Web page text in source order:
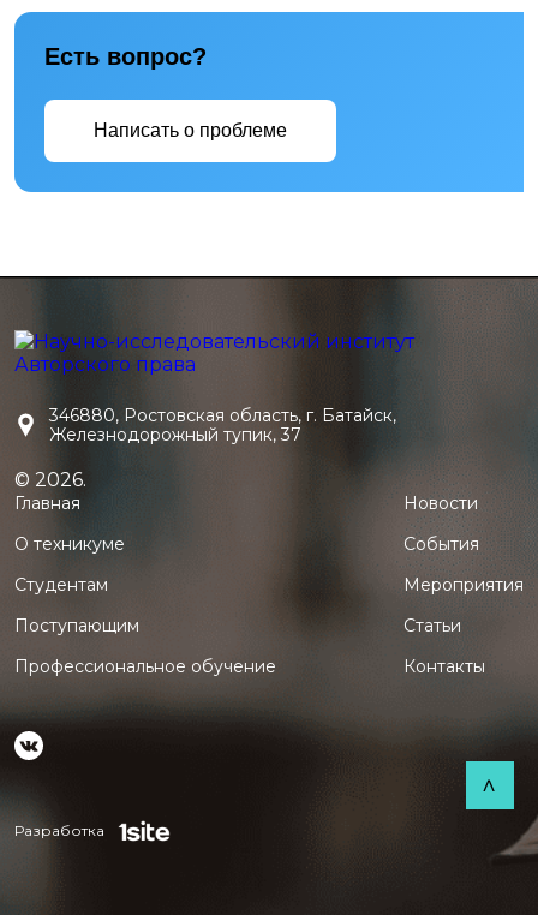
Есть вопрос?
Написать о проблеме
346880, Ростовская область, г. Батайск,
Железнодорожный тупик, 37
© 2026.
Главная
О техникуме
Студентам
Поступающим
Профессиональное обучение
Новости
События
Мероприятия
Статьи
Контакты
Разработка
>